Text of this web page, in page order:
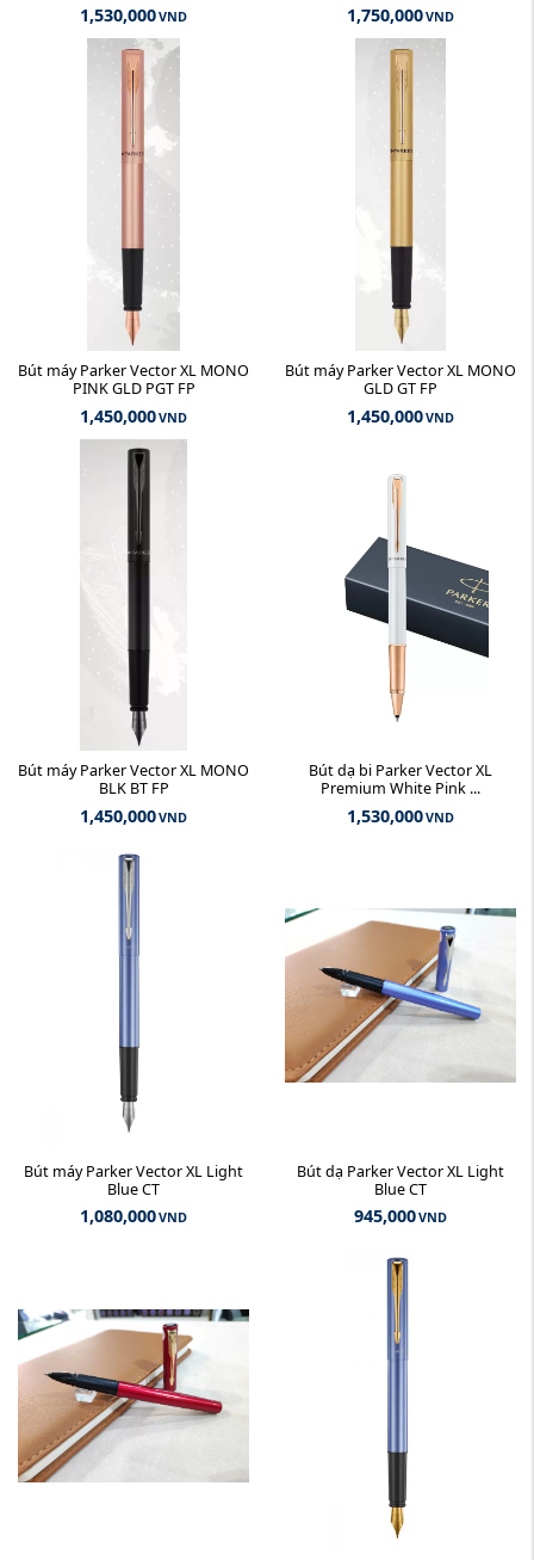
1,530,000VND 1,750,000VND
Bút máy Parker Vector XL MONO
PINK GLD PGT FP
1,450,000VND
Bút máy Parker Vector XL MONO
GLD GT FP
1,450,000VND
Bút máy Parker Vector XL MONO
BLK BT FP
1,450,000VND
Bút dạ bi Parker Vector XL
Premium White Pink ...
1,530,000VND
Bút máy Parker Vector XL Light
Blue CT
1,080,000VND
Bút dạ Parker Vector XL Light
Blue CT
945,000VND